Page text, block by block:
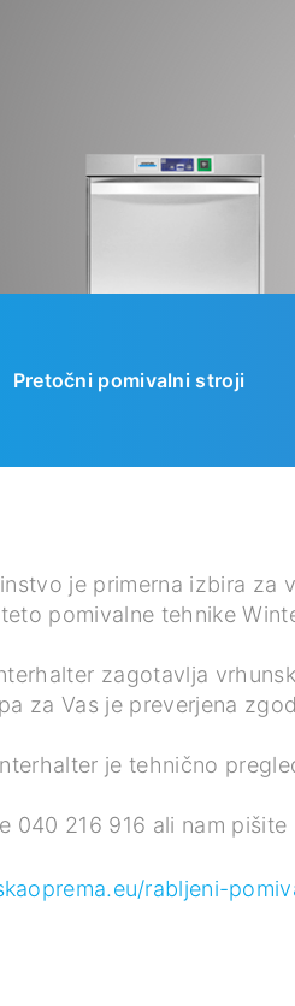
Pretočni pomivalni stroji
je primerna izbira za
pomivalne tehnike
zagotavlja
za Vas je preverjena
je tehnično
040 216 916 ali nam pišite
rabljeni-